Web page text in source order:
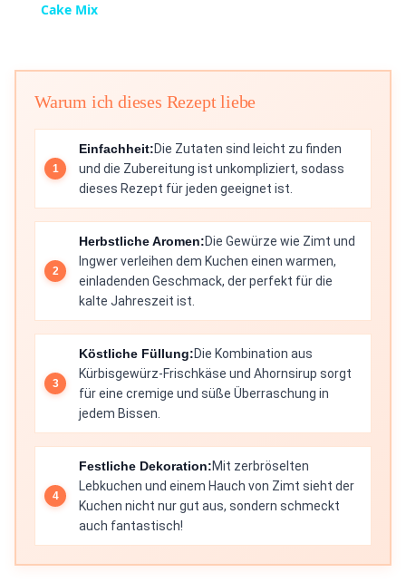
Cake Mix
Warum ich dieses Rezept liebe
Einfachheit:Die Zutaten sind leicht zu finden
und die Zubereitung ist unkompliziert, sodass
dieses Rezept für jeden geeignet ist.
Herbstliche Aromen:Die Gewürze wie Zimt und
Ingwer verleihen dem Kuchen einen warmen,
einladenden Geschmack, der perfekt für die
kalte Jahreszeit ist.
Köstliche Füllung:Die Kombination aus
Kürbisgewürz-Frischkäse und Ahornsirup sorgt
für eine cremige und süße Überraschung in
jedem Bissen.
Festliche Dekoration:Mit zerbröselten
Lebkuchen und einem Hauch von Zimt sieht der
Kuchen nicht nur gut aus, sondern schmeckt
auch fantastisch!